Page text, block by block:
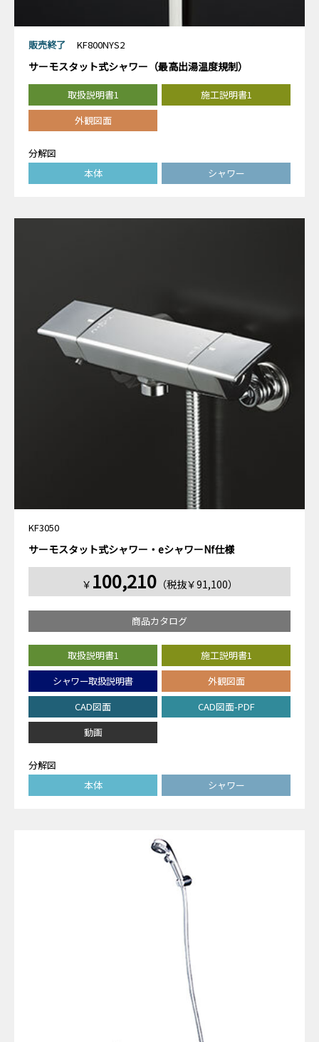
販売終了 KF800NYS2
サーモスタット式シャワー（最高出湯温度規制）
取扱説明書1
施工説明書1
外観図面
分解図
本体
シャワー
KF3050
サーモスタット式シャワー・eシャワーNf仕様
￥ 100,210（税抜￥91,100）
商品カタログ
取扱説明書1
施工説明書1
シャワー取扱説明書
外観図面
CAD図面
CAD図面-PDF
動画
分解図
本体
シャワー